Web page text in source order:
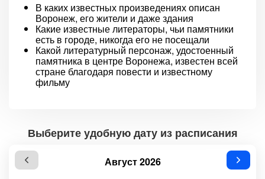
В каких известных произведениях описан
Воронеж, его жители и даже здания
Какие известные литераторы, чьи памятники
есть в городе, никогда его не посещали
Какой литературный персонаж, удостоенный
памятника в центре Воронежа, известен всей
стране благодаря повести и известному
фильму
Выберите удобную дату из расписания
Август 2026